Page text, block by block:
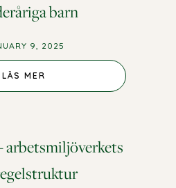
barn
9, 2025
LÄS MER
arbetsmiljöverkets